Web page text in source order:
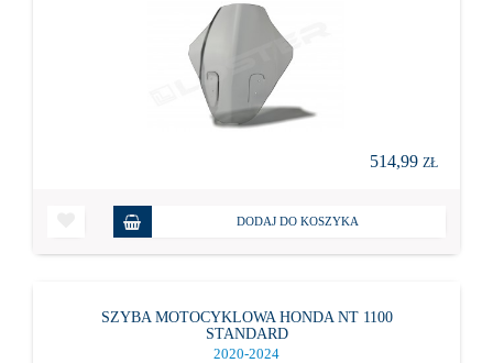
514,99 ZŁ
DODAJ DO KOSZYKA
SZYBA MOTOCYKLOWA HONDA NT 1100
STANDARD
2020-2024